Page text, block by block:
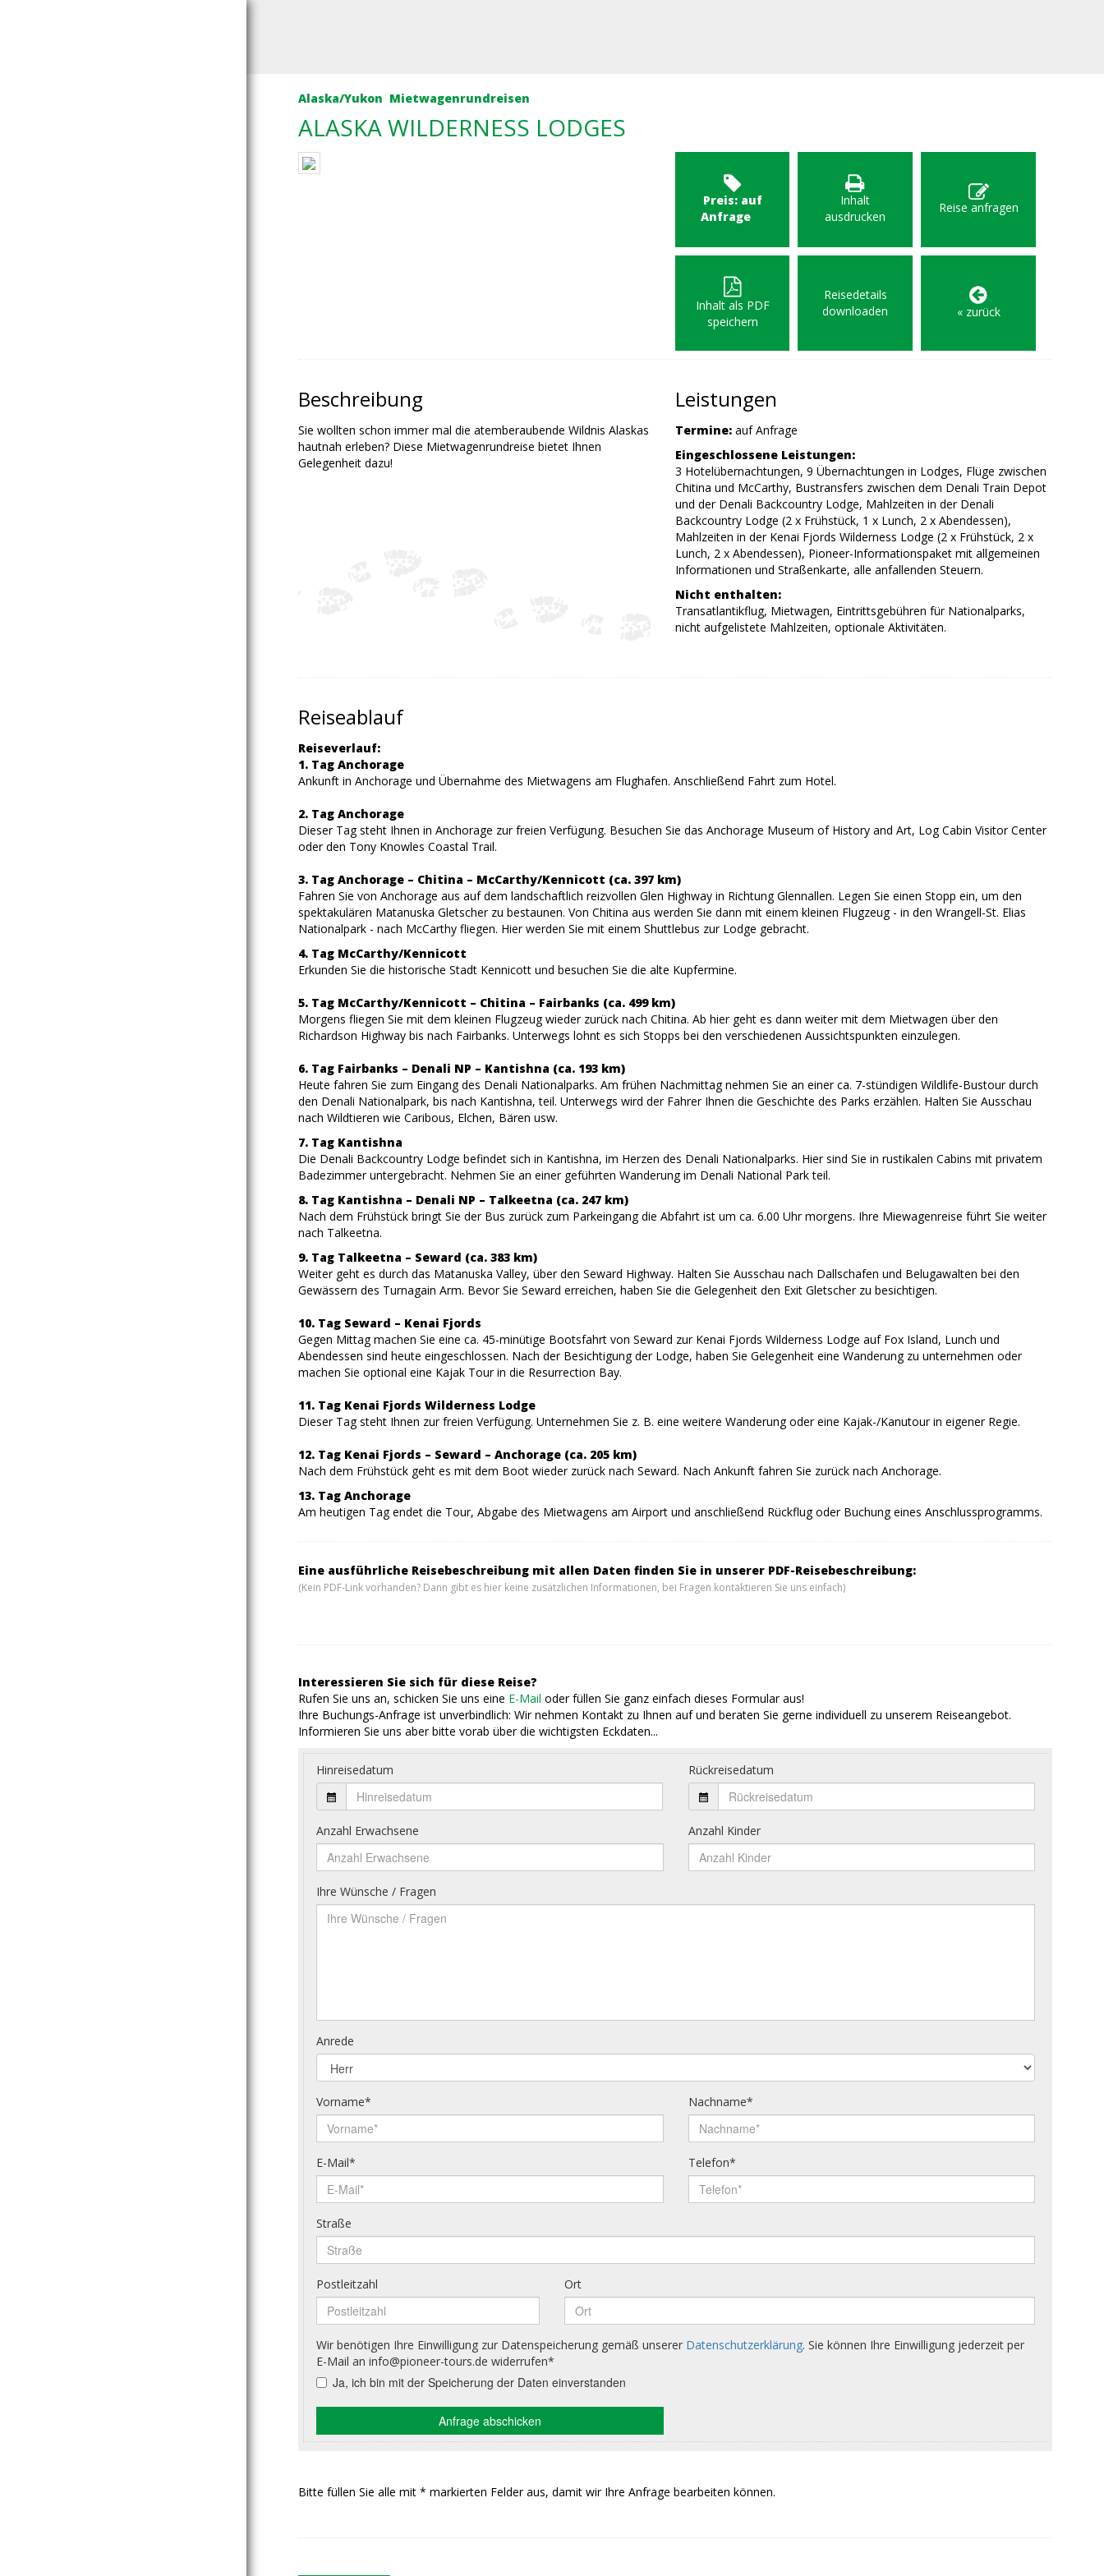
Alaska/Yukon Mietwagenrundreisen
ALASKA WILDERNESS LODGES
Preis: auf
Anfrage
Inhalt
ausdrucken
Reise anfragen
Inhalt als PDF
speichern
Reisedetails
downloaden
« zurück
Beschreibung
Sie wollten schon immer mal die atemberaubende Wildnis Alaskas
hautnah erleben? Diese Mietwagenrundreise bietet Ihnen
Gelegenheit dazu!
Leistungen
Termine: auf Anfrage
Eingeschlossene Leistungen:
3 Hotelübernachtungen, 9 Übernachtungen in Lodges, Flüge zwischen
Chitina und McCarthy, Bustransfers zwischen dem Denali Train Depot
und der Denali Backcountry Lodge, Mahlzeiten in der Denali
Backcountry Lodge (2 x Frühstück, 1 x Lunch, 2 x Abendessen),
Mahlzeiten in der Kenai Fjords Wilderness Lodge (2 x Frühstück, 2 x
Lunch, 2 x Abendessen), Pioneer-Informationspaket mit allgemeinen
Informationen und Straßenkarte, alle anfallenden Steuern.
Nicht enthalten:
Transatlantikflug, Mietwagen, Eintrittsgebühren für Nationalparks,
nicht aufgelistete Mahlzeiten, optionale Aktivitäten.
Reiseablauf
Reiseverlauf:
1. Tag Anchorage
Ankunft in Anchorage und Übernahme des Mietwagens am Flughafen. Anschließend Fahrt zum Hotel.
2. Tag Anchorage
Dieser Tag steht Ihnen in Anchorage zur freien Verfügung. Besuchen Sie das Anchorage Museum of History and Art, Log Cabin Visitor Center
oder den Tony Knowles Coastal Trail.
3. Tag Anchorage – Chitina – McCarthy/Kennicott (ca. 397 km)
Fahren Sie von Anchorage aus auf dem landschaftlich reizvollen Glen Highway in Richtung Glennallen. Legen Sie einen Stopp ein, um den
spektakulären Matanuska Gletscher zu bestaunen. Von Chitina aus werden Sie dann mit einem kleinen Flugzeug - in den Wrangell-St. Elias
Nationalpark - nach McCarthy fliegen. Hier werden Sie mit einem Shuttlebus zur Lodge gebracht.
4. Tag McCarthy/Kennicott
Erkunden Sie die historische Stadt Kennicott und besuchen Sie die alte Kupfermine.
5. Tag McCarthy/Kennicott – Chitina – Fairbanks (ca. 499 km)
Morgens fliegen Sie mit dem kleinen Flugzeug wieder zurück nach Chitina. Ab hier geht es dann weiter mit dem Mietwagen über den
Richardson Highway bis nach Fairbanks. Unterwegs lohnt es sich Stopps bei den verschiedenen Aussichtspunkten einzulegen.
6. Tag Fairbanks – Denali NP – Kantishna (ca. 193 km)
Heute fahren Sie zum Eingang des Denali Nationalparks. Am frühen Nachmittag nehmen Sie an einer ca. 7-stündigen Wildlife-Bustour durch
den Denali Nationalpark, bis nach Kantishna, teil. Unterwegs wird der Fahrer Ihnen die Geschichte des Parks erzählen. Halten Sie Ausschau
nach Wildtieren wie Caribous, Elchen, Bären usw.
7. Tag Kantishna
Die Denali Backcountry Lodge befindet sich in Kantishna, im Herzen des Denali Nationalparks. Hier sind Sie in rustikalen Cabins mit privatem
Badezimmer untergebracht. Nehmen Sie an einer geführten Wanderung im Denali National Park teil.
8. Tag Kantishna – Denali NP – Talkeetna (ca. 247 km)
Nach dem Frühstück bringt Sie der Bus zurück zum Parkeingang die Abfahrt ist um ca. 6.00 Uhr morgens. Ihre Miewagenreise führt Sie weiter
nach Talkeetna.
9. Tag Talkeetna – Seward (ca. 383 km)
Weiter geht es durch das Matanuska Valley, über den Seward Highway. Halten Sie Ausschau nach Dallschafen und Belugawalten bei den
Gewässern des Turnagain Arm. Bevor Sie Seward erreichen, haben Sie die Gelegenheit den Exit Gletscher zu besichtigen.
10. Tag Seward – Kenai Fjords
Gegen Mittag machen Sie eine ca. 45-minütige Bootsfahrt von Seward zur Kenai Fjords Wilderness Lodge auf Fox Island, Lunch und
Abendessen sind heute eingeschlossen. Nach der Besichtigung der Lodge, haben Sie Gelegenheit eine Wanderung zu unternehmen oder
machen Sie optional eine Kajak Tour in die Resurrection Bay.
11. Tag Kenai Fjords Wilderness Lodge
Dieser Tag steht Ihnen zur freien Verfügung. Unternehmen Sie z. B. eine weitere Wanderung oder eine Kajak-/Kanutour in eigener Regie.
12. Tag Kenai Fjords – Seward – Anchorage (ca. 205 km)
Nach dem Frühstück geht es mit dem Boot wieder zurück nach Seward. Nach Ankunft fahren Sie zurück nach Anchorage.
13. Tag Anchorage
Am heutigen Tag endet die Tour, Abgabe des Mietwagens am Airport und anschließend Rückflug oder Buchung eines Anschlussprogramms.
Eine ausführliche Reisebeschreibung mit allen Daten finden Sie in unserer PDF-Reisebeschreibung:
(Kein PDF-Link vorhanden? Dann gibt es hier keine zusätzlichen Informationen, bei Fragen kontaktieren Sie uns einfach)
Interessieren Sie sich für diese Reise?
Rufen Sie uns an, schicken Sie uns eine E-Mail oder füllen Sie ganz einfach dieses Formular aus!
Ihre Buchungs-Anfrage ist unverbindlich: Wir nehmen Kontakt zu Ihnen auf und beraten Sie gerne individuell zu unserem Reiseangebot.
Informieren Sie uns aber bitte vorab über die wichtigsten Eckdaten...
Bitte füllen Sie alle mit * markierten Felder aus, damit wir Ihre Anfrage bearbeiten können.